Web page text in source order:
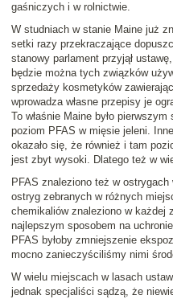
gaśniczych i w rolnictwie.
W studniach w stanie Maine już
setki razy przekraczające
stanowy parlament przyjął
będzie można tych związków
sprzedaży kosmetyków
wprowadza własne przepisy je
To właśnie Maine było
poziom PFAS w mięsie jeleni.
okazało się, że również i tam
jest zbyt wysoki. Dlatego też w
PFAS znaleziono też w ostrygach
ostryg zebranych w różnych
chemikaliów znaleziono w każdej
najlepszym sposobem na
PFAS byłoby zmniejszenie
mocno zanieczyściliśmy nimi
W wielu miejscach w lasach
jednak specjaliści sądzą, że